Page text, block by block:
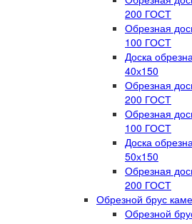
200 ГОСТ
Обрезная
100 ГОСТ
Доска
40х150
Обрезная
200 ГОСТ
Обрезная
100 ГОСТ
Доска
50х150
Обрезная
200 ГОСТ
Обрезной брус
Обрезной